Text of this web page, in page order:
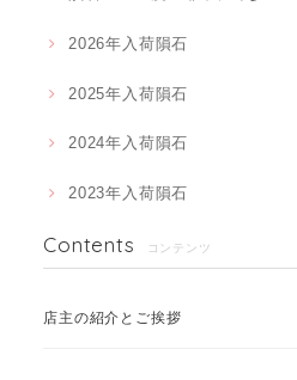
2026年入荷隕石
2025年入荷隕石
2024年入荷隕石
2023年入荷隕石
Contents コンテンツ
店主の紹介とご挨拶